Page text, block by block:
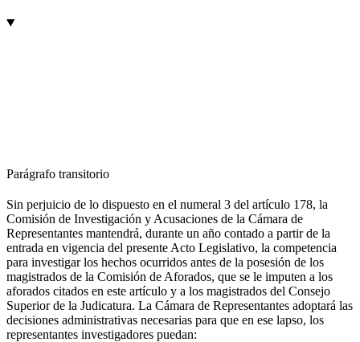
Parágrafo transitorio
Sin perjuicio de lo dispuesto en el numeral 3 del artículo 178, la
Comisión de Investigación y Acusaciones de la Cámara de
Representantes mantendrá, durante un año contado a partir de la
entrada en vigencia del presente Acto Legislativo, la competencia
para investigar los hechos ocurridos antes de la posesión de los
magistrados de la Comisión de Aforados, que se le imputen a los
aforados citados en este artículo y a los magistrados del Consejo
Superior de la Judicatura. La Cámara de Representantes adoptará las
decisiones administrativas necesarias para que en ese lapso, los
representantes investigadores puedan: